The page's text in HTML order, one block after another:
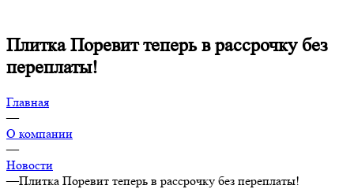
Плитка Поревит теперь в рассрочку без
переплаты!
Главная
—
О компании
—
Новости
—Плитка Поревит теперь в рассрочку без переплаты!